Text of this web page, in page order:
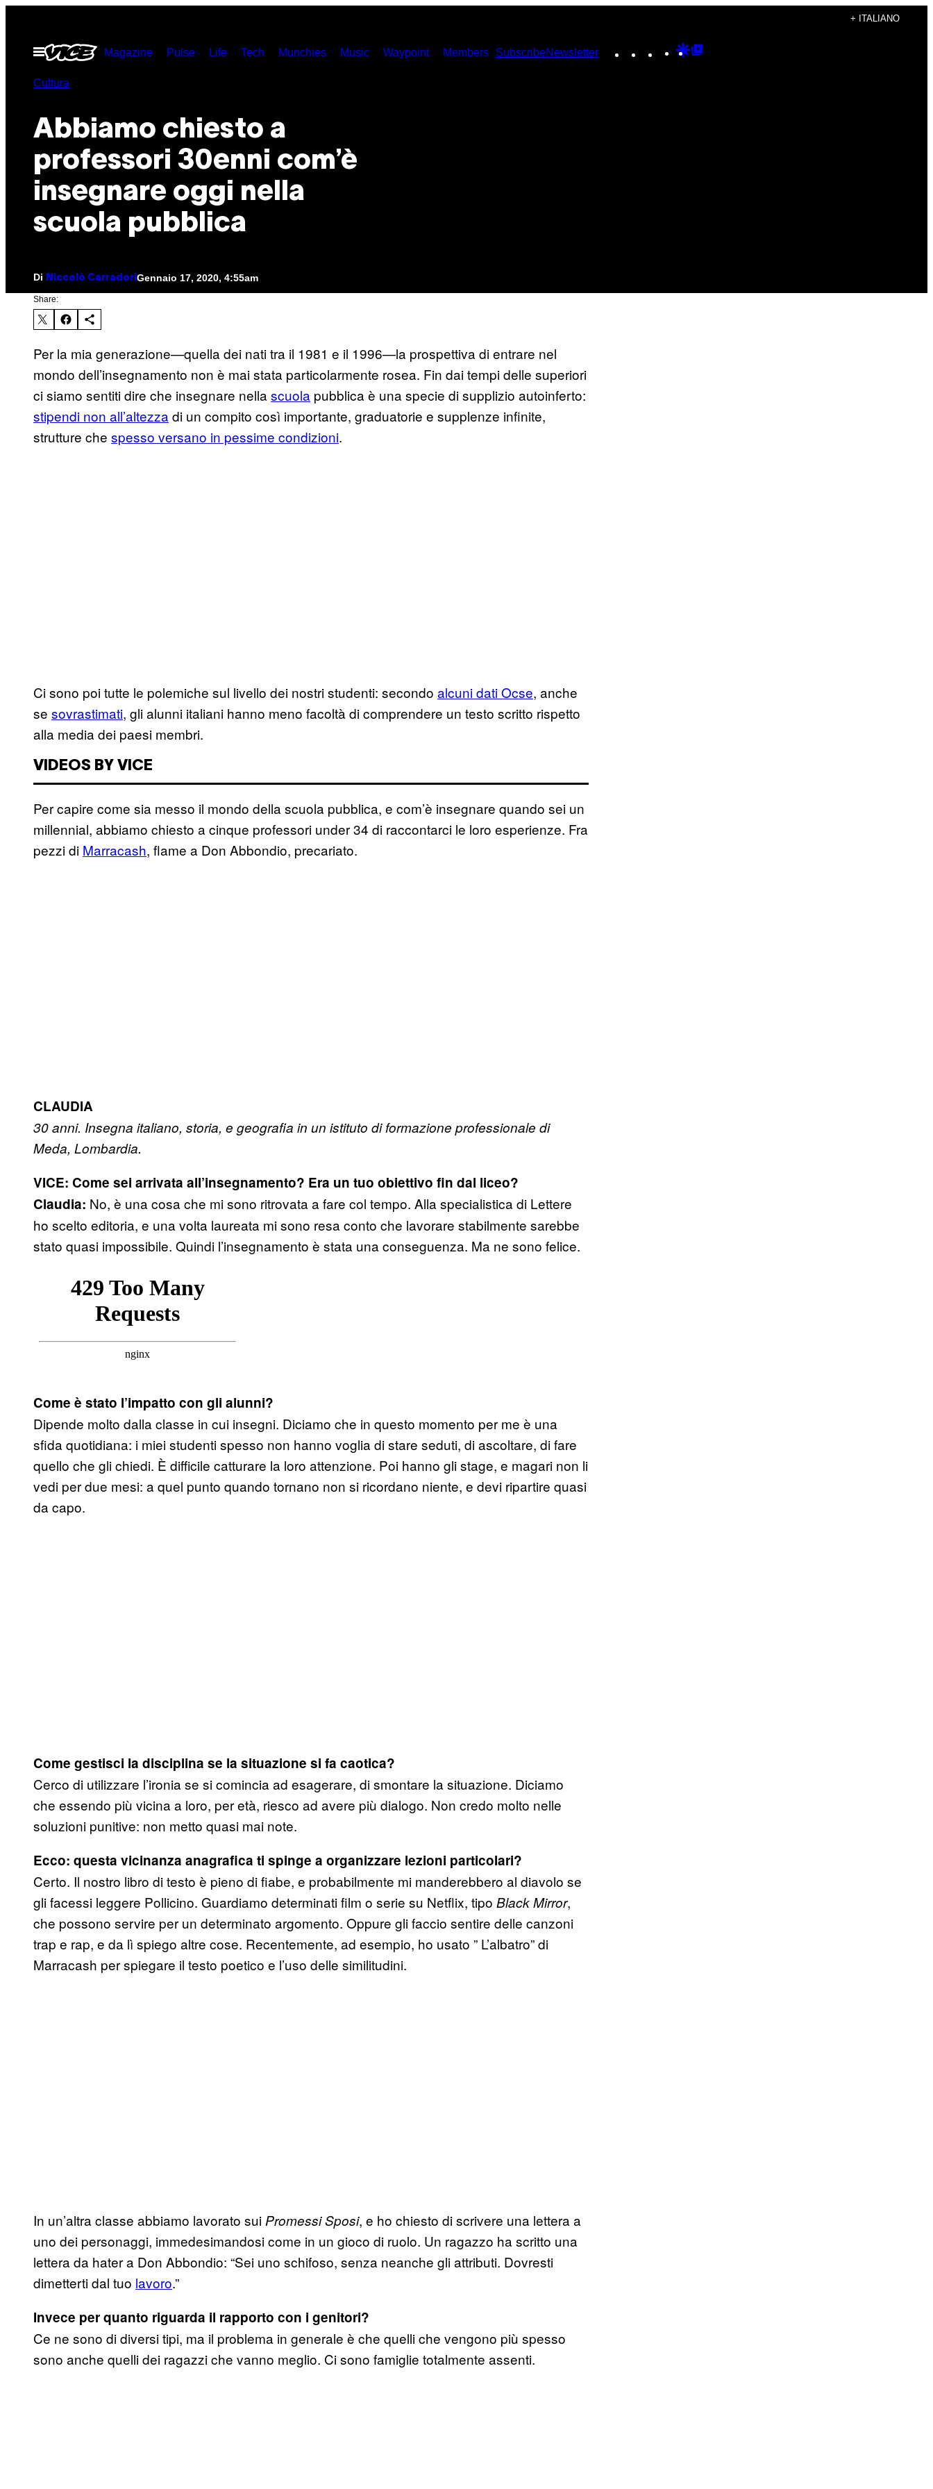
contenuto
+ ITALIANO
Apri
Magazine Pulse Life Tech Munchies Music Waypoint Members SubscribeNewsletter Instagram
TikTokYouTube
Google
Cultura
Abbiamo chiesto a
professori 30enni com’è
insegnare oggi nella
scuola pubblica
Di Niccolò Carradori Gennaio 17, 2020, 4:55am
Share:
Per la mia generazione—quella dei nati tra il 1981 e il 1996—la prospettiva di entrare nel
mondo dell’insegnamento non è mai stata particolarmente rosea. Fin dai tempi delle superiori
ci siamo sentiti dire che insegnare nella scuola pubblica è una specie di supplizio autoinferto:
stipendi non all’altezza di un compito così importante, graduatorie e supplenze infinite,
strutture che spesso versano in pessime condizioni.
Ci sono poi tutte le polemiche sul livello dei nostri studenti: secondo alcuni dati Ocse, anche
se sovrastimati, gli alunni italiani hanno meno facoltà di comprendere un testo scritto rispetto
alla media dei paesi membri.
VIDEOS BY VICE
Per capire come sia messo il mondo della scuola pubblica, e com’è insegnare quando sei un
millennial, abbiamo chiesto a cinque professori under 34 di raccontarci le loro esperienze. Fra
pezzi di Marracash, flame a Don Abbondio, precariato.
CLAUDIA
30 anni. Insegna italiano, storia, e geografia in un istituto di formazione professionale di
Meda, Lombardia.
VICE: Come sei arrivata all’insegnamento? Era un tuo obiettivo fin dal liceo?
Claudia: No, è una cosa che mi sono ritrovata a fare col tempo. Alla specialistica di Lettere
ho scelto editoria, e una volta laureata mi sono resa conto che lavorare stabilmente sarebbe
stato quasi impossibile. Quindi l’insegnamento è stata una conseguenza. Ma ne sono felice.
Come è stato l’impatto con gli alunni?
Dipende molto dalla classe in cui insegni. Diciamo che in questo momento per me è una
sfida quotidiana: i miei studenti spesso non hanno voglia di stare seduti, di ascoltare, di fare
quello che gli chiedi. È difficile catturare la loro attenzione. Poi hanno gli stage, e magari non li
vedi per due mesi: a quel punto quando tornano non si ricordano niente, e devi ripartire quasi
da capo.
Come gestisci la disciplina se la situazione si fa caotica?
Cerco di utilizzare l’ironia se si comincia ad esagerare, di smontare la situazione. Diciamo
che essendo più vicina a loro, per età, riesco ad avere più dialogo. Non credo molto nelle
soluzioni punitive: non metto quasi mai note.
Ecco: questa vicinanza anagrafica ti spinge a organizzare lezioni particolari?
Certo. Il nostro libro di testo è pieno di fiabe, e probabilmente mi manderebbero al diavolo se
gli facessi leggere Pollicino. Guardiamo determinati film o serie su Netflix, tipo Black Mirror,
che possono servire per un determinato argomento. Oppure gli faccio sentire delle canzoni
trap e rap, e da lì spiego altre cose. Recentemente, ad esempio, ho usato ” L’albatro” di
Marracash per spiegare il testo poetico e l’uso delle similitudini.
In un’altra classe abbiamo lavorato suiPromessi Sposi, e ho chiesto di scrivere una lettera a
uno dei personaggi, immedesimandosi come in un gioco di ruolo. Un ragazzo ha scritto una
lettera da hater a Don Abbondio: “Sei uno schifoso, senza neanche gli attributi. Dovresti
dimetterti dal tuo lavoro.”
Invece per quanto riguarda il rapporto con i genitori?
Ce ne sono di diversi tipi, ma il problema in generale è che quelli che vengono più spesso
sono anche quelli dei ragazzi che vanno meglio. Ci sono famiglie totalmente assenti.